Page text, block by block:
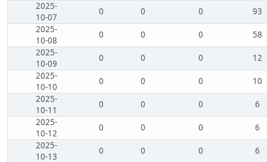
2025-
10-07
0 0 0
93
2025-
10-08
0 0 0
58
2025-
10-09
0 0 0
12
2025-
10-10
0 0 0
10
2025-
10-11
0 0 0
6
2025-
10-12
0 0 0
6
2025-
10-13
0 0 0 6